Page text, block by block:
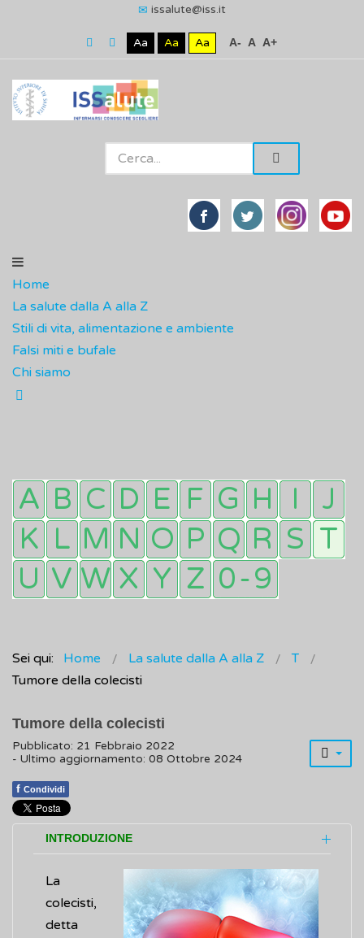
issalute@iss.it
Aa Aa Aa A- A A+
Home
La salute dalla A alla Z
Stili di vita, alimentazione e ambiente
Falsi miti e bufale
Chi siamo
Sei qui: Home La salute dalla A alla Z
T
Tumore della colecisti
Tumore della colecisti
Pubblicato: 21 Febbraio 2022
- Ultimo aggiornamento: 08 Ottobre 2024
f Condividi
INTRODUZIONE
La
colecisti,
detta